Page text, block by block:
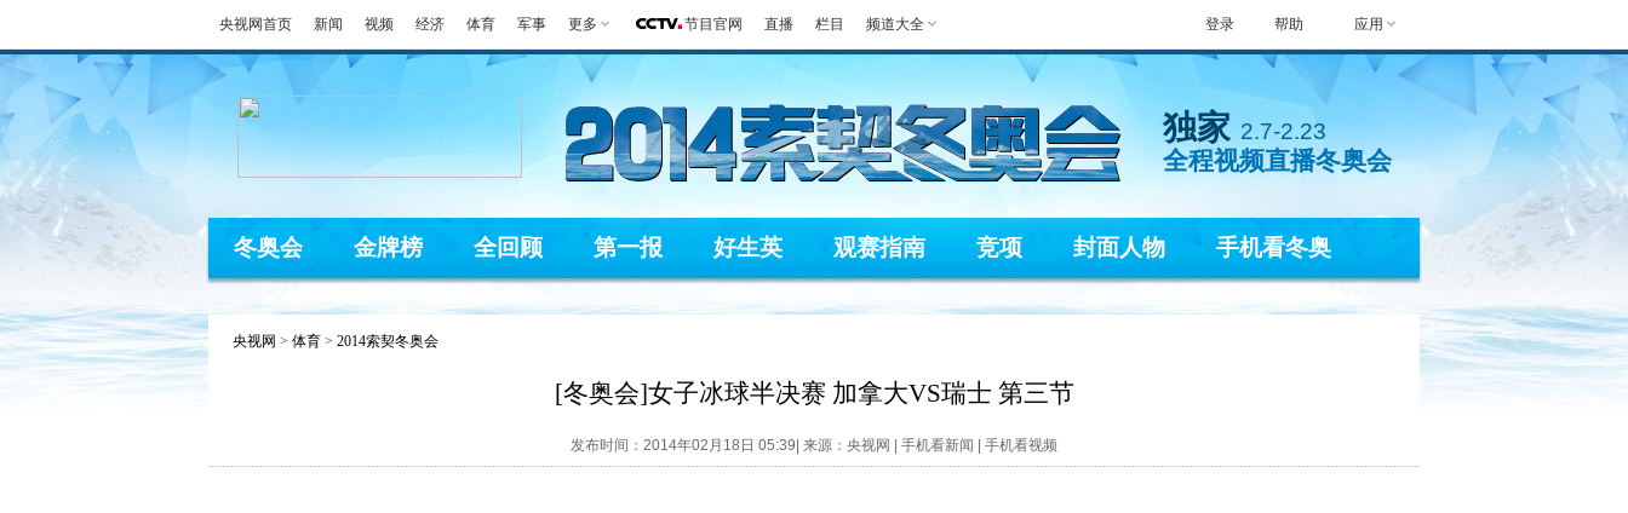
央视网首页 新闻 视频 经济 体育 军事 更多 节目官网 直播 栏目 频道大全 帮助 应用
登录
独家 2.7-2.23
全程视频直播冬奥会
冬奥会 金牌榜 全回顾 第一报 好生英 观赛指南 竞项 封面人物 手机看冬奥
央视网 > 体育 > 2014索契冬奥会
[冬奥会]女子冰球半决赛 加拿大VS瑞士 第三节
发布时间：2014年02月18日 05:39| 来源：央视网 | 手机看新闻 手机看视频